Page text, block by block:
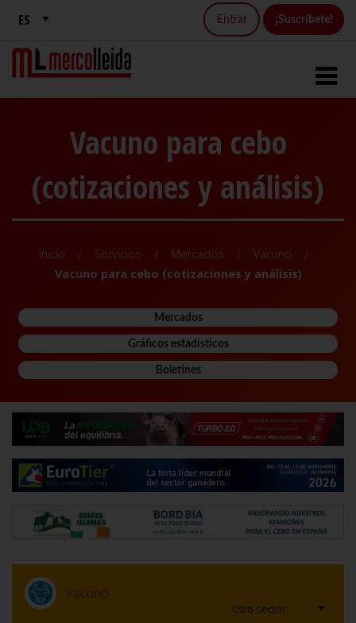
Entrar ¡Suscríbete!
Vacuno para cebo
(cotizaciones y análisis)
Inicio Servicios Mercados
Vacuno
Vacuno para cebo (cotizaciones y análisis)
Mercados
Gráficos estadísticos
Boletines
Vacuno